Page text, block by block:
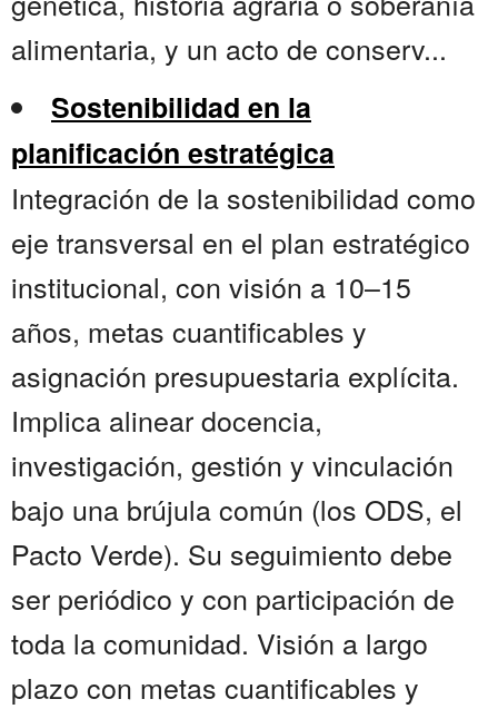
alimentaria, y un acto de conserv...
Sostenibilidad en la
planificación estratégica
Integración de la sostenibilidad como
eje transversal en el plan estratégico
institucional, con visión a 10–15
años, metas cuantificables y
asignación presupuestaria explícita.
Implica alinear docencia,
investigación, gestión y vinculación
bajo una brújula común (los ODS, el
Pacto Verde). Su seguimiento debe
ser periódico y con participación de
toda la comunidad. Visión a largo
plazo con metas cuantificables y